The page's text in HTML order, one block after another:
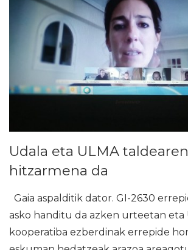
Udala eta ULMA
hitzarmena da
Gaia aspalditik dator. GI-2630
asko handitu da azken urteetan eta
kooperatiba ezberdinak errepide